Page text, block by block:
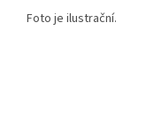
Foto je ilustrační.